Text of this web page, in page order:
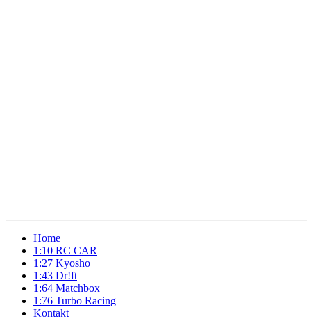
Home
1:10 RC CAR
1:27 Kyosho
1:43 Dr!ft
1:64 Matchbox
1:76 Turbo Racing
Kontakt